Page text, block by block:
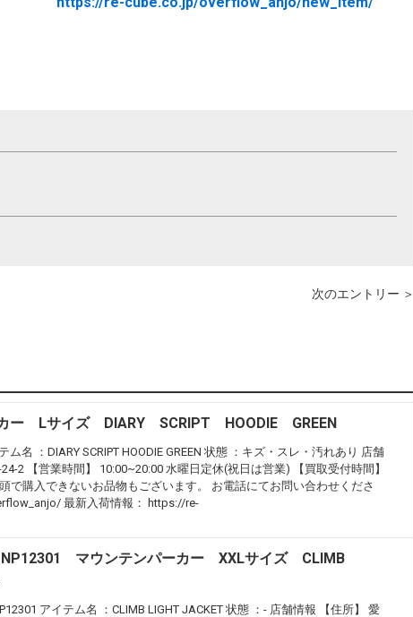
次のエントリー ＞
ー Lサイズ DIARY SCRIPT HOODIE GREEN
名 ：DIARY SCRIPT HOODIE GREEN 状態 ：キズ・スレ・汚れあり 店舗
2 【営業時間】 10:00~20:00 水曜日定休(祝日は営業) 【買取受付時間】
で購入できないお品物もございます。 お電話にてお問い合わせくださ
最新入荷情報： https://re-
マウンテンパーカー XXLサイズ CLIMB
アイテム名 ：CLIMB LIGHT JACKET 状態 ：- 店舗情報 【住所】 愛